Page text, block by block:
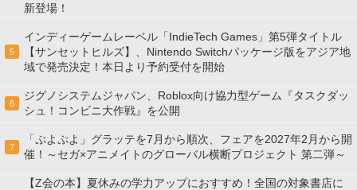
新登場！
5
インディーゲームレーベル「IndieTech Games」第5弾タイトル
【サンセットヒルズ】、Nintendo Switchパッケージ版をアジア地
域で発売決定！本日より予約受付を開始
6
ジグノシステムジャパン、Roblox向け協力型ゲーム『タスクダッ
シュ！コンビニ大作戦』を公開
7
「ぷよぷよ」グラッテを7月から順次、フェアを2027年2月から開
催！～セガ×アニメイトのグローバル横断プロジェクト 第二弾～
【Z会の本】夏休みの学力アップにおすすめ！全国の対象書店に